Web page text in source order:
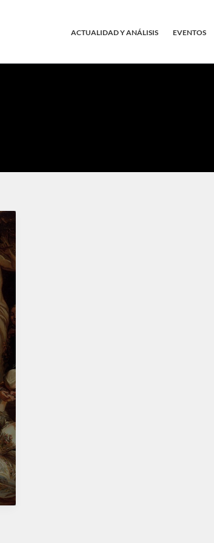
ACTUALIDAD Y ANÁLISIS EVENTOS